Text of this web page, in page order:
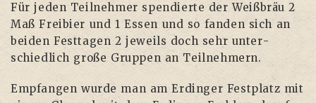
Für jeden Teil­neh­mer spen­dier­te der Weiß­bräu 2
Maß Frei­bier und 1 Essen und so fan­den sich an
bei­den Fest­ta­gen 2 jeweils doch sehr unter­
schied­lich gro­ße Grup­pen an Teilnehmern.
Emp­fan­gen wur­de man am Erdin­ger Fest­platz mit